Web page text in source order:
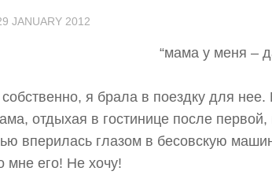
JANUARY 2012
“мама у меня –
я брала в поездку для нее.
отдыхая в гостинице после
вперилась глазом в бесовскую
мне его! Не хочу!